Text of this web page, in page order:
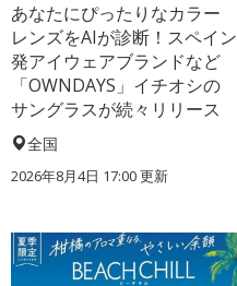
あなたにぴったりなカラー
レンズをAIが診断！スペイン
発アイウェアブランドなど
「OWNDAYS」イチオシの
サングラスが続々リリース
全国
2026年8月4日 17:00更新